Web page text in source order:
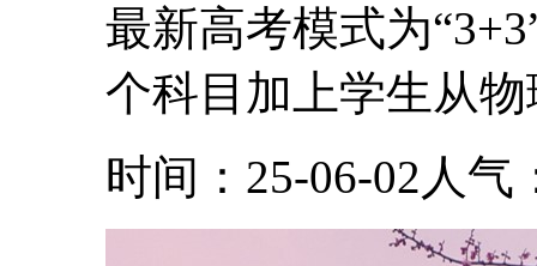
最新高考模式为
个科目加上学生从物
时间：25-06-02 人气